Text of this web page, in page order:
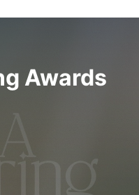
Awards